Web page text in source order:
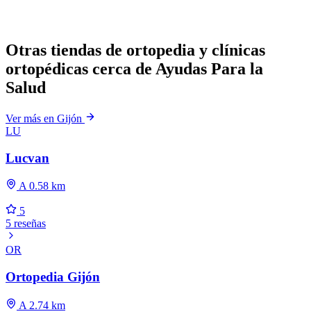
Otras tiendas de ortopedia y clínicas
ortopédicas cerca de Ayudas Para la
Salud
Ver más en Gijón
LU
Lucvan
A 0.58 km
5
5 reseñas
OR
Ortopedia Gijón
A 2.74 km